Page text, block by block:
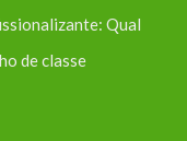
Qual
de classe